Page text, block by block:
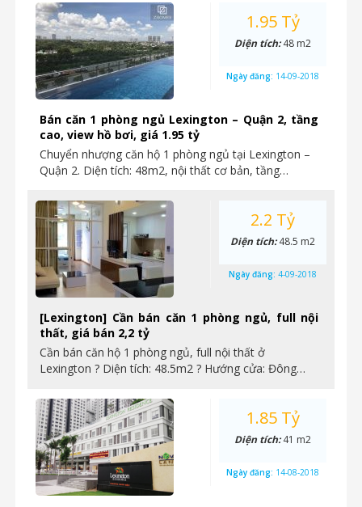
Bán căn 1 phòng ngủ Lexington – Quận 2, tầng
cao, view hồ bơi, giá 1.95 tỷ
Chuyển nhượng căn hộ 1 phòng ngủ tại Lexington –
Quận 2. Diện tích: 48m2, nội thất cơ bản, tầng…
1.95 Tỷ
Diện tích:48 m2
Ngày đăng: 14-09-2018
[Lexington] Cần bán căn 1 phòng ngủ, full nội
thất, giá bán 2,2 tỷ
Cần bán căn hộ 1 phòng ngủ, full nội thất ở
Lexington ? Diện tích: 48.5m2 ? Hướng cửa: Đông…
2.2 Tỷ
Diện tích:48.5 m2
Ngày đăng: 4-09-2018
1.85 Tỷ
Diện tích:41 m2
Ngày đăng: 14-08-2018